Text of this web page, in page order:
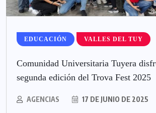
EDUCACIÓN VALLES DEL TUY
Comunidad Universitaria Tuyera
segunda edición del Trova Fest 2025
AGENCIAS 17 DE JUNIO DE 2025